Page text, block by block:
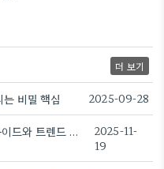
더 보기
비밀 핵심 2025-09-28
근처꽃집과 어울리는 홀복 스타일링 가이드와 트렌드 비교
2025-11-
19